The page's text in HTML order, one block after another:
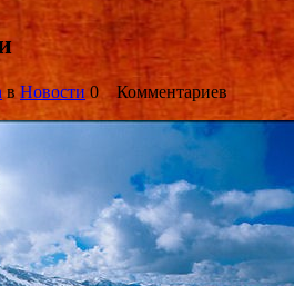
в Новости 0 Комментариев